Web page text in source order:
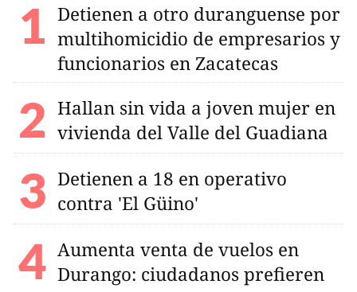
Detienen a otro duranguense por
multihomicidio de empresarios y
funcionarios en Zacatecas
Hallan sin vida a joven mujer en
vivienda del Valle del Guadiana
Detienen a 18 en operativo
contra 'El Güino'
Aumenta venta de vuelos en
Durango: ciudadanos prefieren